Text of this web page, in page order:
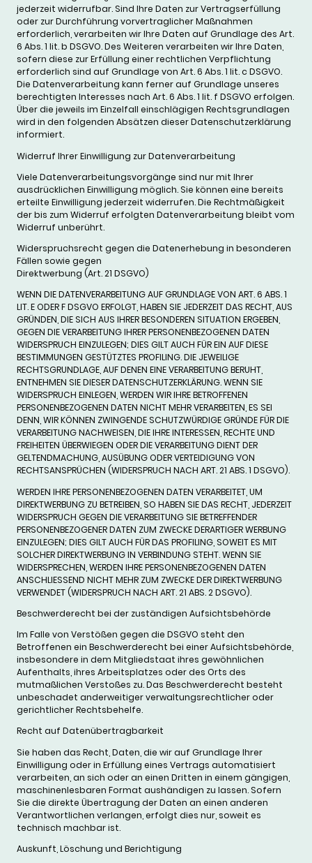
jederzeit widerrufbar. Sind Ihre Daten zur Vertragserfüllung
oder zur Durchführung vorvertraglicher Maßnahmen
erforderlich, verarbeiten wir Ihre Daten auf Grundlage des Art.
6 Abs. 1 lit. b DSGVO. Des Weiteren verarbeiten wir Ihre Daten,
sofern diese zur Erfüllung einer rechtlichen Verpflichtung
erforderlich sind auf Grundlage von Art. 6 Abs. 1 lit. c DSGVO.
Die Datenverarbeitung kann ferner auf Grundlage unseres
berechtigten Interesses nach Art. 6 Abs. 1 lit. f DSGVO erfolgen.
Über die jeweils im Einzelfall einschlägigen Rechtsgrundlagen
wird in den folgenden Absätzen dieser Datenschutzerklärung
informiert.
Widerruf Ihrer Einwilligung zur Datenverarbeitung
Viele Datenverarbeitungsvorgänge sind nur mit Ihrer
ausdrücklichen Einwilligung möglich. Sie können eine bereits
erteilte Einwilligung jederzeit widerrufen. Die Rechtmäßigkeit
der bis zum Widerruf erfolgten Datenverarbeitung bleibt vom
Widerruf unberührt.
Widerspruchsrecht gegen die Datenerhebung in besonderen
Fällen sowie gegen
Direktwerbung (Art. 21 DSGVO)
WENN DIE DATENVERARBEITUNG AUF GRUNDLAGE VON ART. 6 ABS. 1
LIT. E ODER F DSGVO ERFOLGT, HABEN SIE JEDERZEIT DAS RECHT, AUS
GRÜNDEN, DIE SICH AUS IHRER BESONDEREN SITUATION ERGEBEN,
GEGEN DIE VERARBEITUNG IHRER PERSONENBEZOGENEN DATEN
WIDERSPRUCH EINZULEGEN; DIES GILT AUCH FÜR EIN AUF DIESE
BESTIMMUNGEN GESTÜTZTES PROFILING. DIE JEWEILIGE
RECHTSGRUNDLAGE, AUF DENEN EINE VERARBEITUNG BERUHT,
ENTNEHMEN SIE DIESER DATENSCHUTZERKLÄRUNG. WENN SIE
WIDERSPRUCH EINLEGEN, WERDEN WIR IHRE BETROFFENEN
PERSONENBEZOGENEN DATEN NICHT MEHR VERARBEITEN, ES SEI
DENN, WIR KÖNNEN ZWINGENDE SCHUTZWÜRDIGE GRÜNDE FÜR DIE
VERARBEITUNG NACHWEISEN, DIE IHRE INTERESSEN, RECHTE UND
FREIHEITEN ÜBERWIEGEN ODER DIE VERARBEITUNG DIENT DER
GELTENDMACHUNG, AUSÜBUNG ODER VERTEIDIGUNG VON
RECHTSANSPRÜCHEN (WIDERSPRUCH NACH ART. 21 ABS. 1 DSGVO).
WERDEN IHRE PERSONENBEZOGENEN DATEN VERARBEITET, UM
DIREKTWERBUNG ZU BETREIBEN, SO HABEN SIE DAS RECHT, JEDERZEIT
WIDERSPRUCH GEGEN DIE VERARBEITUNG SIE BETREFFENDER
PERSONENBEZOGENER DATEN ZUM ZWECKE DERARTIGER WERBUNG
EINZULEGEN; DIES GILT AUCH FÜR DAS PROFILING, SOWEIT ES MIT
SOLCHER DIREKTWERBUNG IN VERBINDUNG STEHT. WENN SIE
WIDERSPRECHEN, WERDEN IHRE PERSONENBEZOGENEN DATEN
ANSCHLIESSEND NICHT MEHR ZUM ZWECKE DER DIREKTWERBUNG
VERWENDET (WIDERSPRUCH NACH ART. 21 ABS. 2 DSGVO).
Beschwerderecht bei der zuständigen Aufsichtsbehörde
Im Falle von Verstößen gegen die DSGVO steht den
Betroffenen ein Beschwerderecht bei einer Aufsichtsbehörde,
insbesondere in dem Mitgliedstaat ihres gewöhnlichen
Aufenthalts, ihres Arbeitsplatzes oder des Orts des
mutmaßlichen Verstoßes zu. Das Beschwerderecht besteht
unbeschadet anderweitiger verwaltungsrechtlicher oder
gerichtlicher Rechtsbehelfe.
Recht auf Datenübertragbarkeit
Sie haben das Recht, Daten, die wir auf Grundlage Ihrer
Einwilligung oder in Erfüllung eines Vertrags automatisiert
verarbeiten, an sich oder an einen Dritten in einem gängigen,
maschinenlesbaren Format aushändigen zu lassen. Sofern
Sie die direkte Übertragung der Daten an einen anderen
Verantwortlichen verlangen, erfolgt dies nur, soweit es
technisch machbar ist.
Auskunft, Löschung und Berichtigung